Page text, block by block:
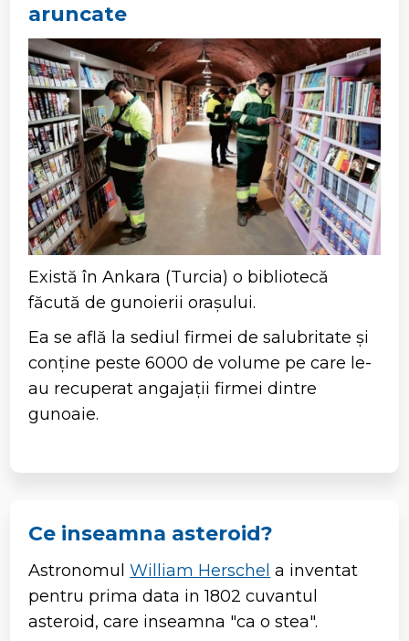
aruncate
Există în Ankara (Turcia) o bibliotecă
făcută de gunoierii orașului.
Ea se află la sediul firmei de salubritate și
conține peste 6000 de volume pe care le-
au recuperat angajații firmei dintre
gunoaie.
Ce inseamna asteroid?
AstronomulWilliam Herschel a inventat
pentru prima data in 1802 cuvantul
asteroid, care inseamna "ca o stea".